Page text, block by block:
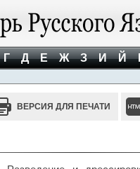
Г Д Е Ж З И Й
ВЕРСИЯ ДЛЯ ПЕЧАТИ